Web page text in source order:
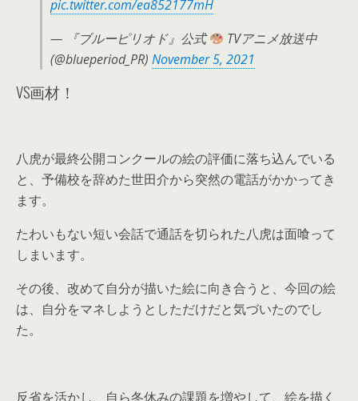
pic.twitter.com/ea852177mH
— 『ブルーピリオド』公式
TVアニメ放送中
(@blueperiod_PR) November 5, 2021
VS画材！
八虎が最終公開コンクールの絵の評価に落ち込んでいる
と、予備校を辞めた世田介から突然の電話がかかってき
ます。
たわいもない短い会話で通話を切られた八虎は面喰って
しまいます。
その後、改めて自分が描いた絵に向き合うと、今回の絵
は、自分をマネしようとしただけだと気づいたのでし
た。
反省を活かし、自ら冬休みの課題を増やして、絵を描く